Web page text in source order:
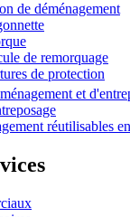
de déménagement
de remorquage
de protection
et
réutilisables